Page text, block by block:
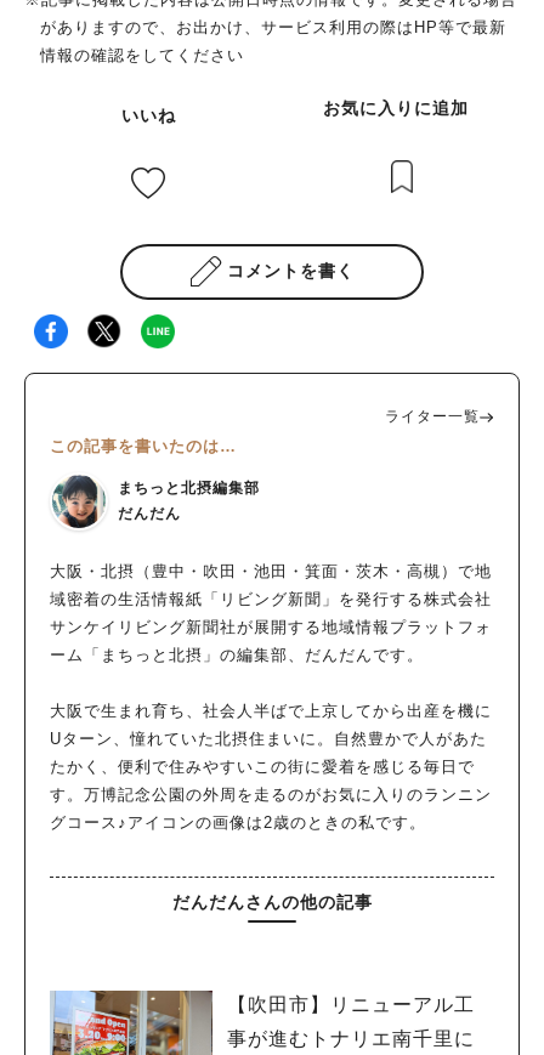
がありますので、お出かけ、サービス利用の際はHP等で最新
情報の確認をしてください
いいね お気に入りに追加
コメントを書く
ライター一覧
この記事を書いたのは…
まちっと北摂編集部
だんだん
大阪・北摂（豊中・吹田・池田・箕面・茨木・高槻）で地
域密着の生活情報紙「リビング新聞」を発行する株式会社
サンケイリビング新聞社が展開する地域情報プラットフォ
ーム「まちっと北摂」の編集部、だんだんです。
大阪で生まれ育ち、社会人半ばで上京してから出産を機に
Uターン、憧れていた北摂住まいに。自然豊かで人があた
たかく、便利で住みやすいこの街に愛着を感じる毎日で
す。万博記念公園の外周を走るのがお気に入りのランニン
グコース♪アイコンの画像は2歳のときの私です。
だんだんさんの他の記事
【吹田市】リニューアル工
事が進むトナリエ南千里に